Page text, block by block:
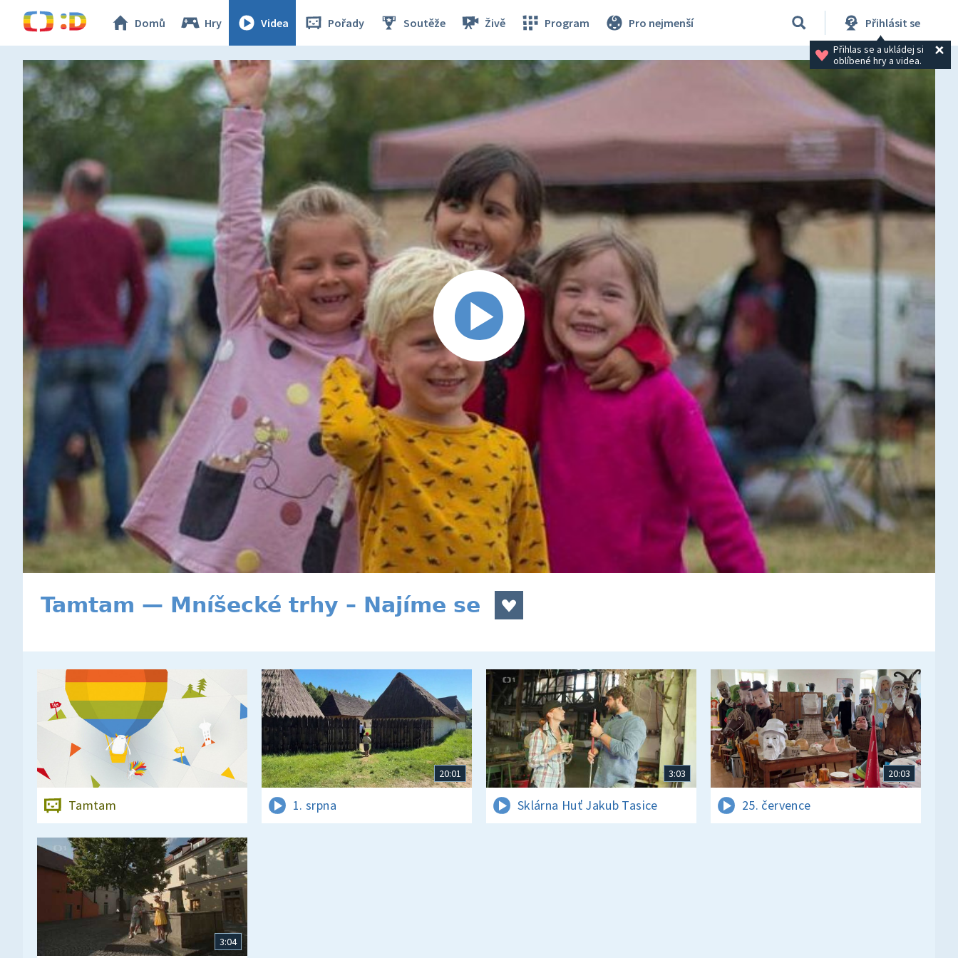
Domů Hry Videa Pořady Soutěže Živě Program Pro nejmenší Přihlásit se
Přihlas se a ukládej si
oblíbené hry a videa.
Tamtam — Mníšecké trhy – Najíme se
Tamtam
20:01
1. srpna
3:03
Sklárna Huť Jakub Tasice
20:03
25. července
3:04